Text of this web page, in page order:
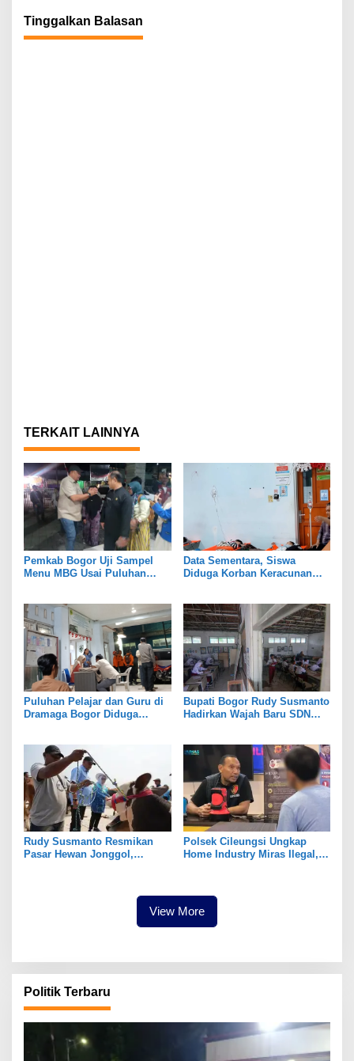
Tinggalkan Balasan
TERKAIT LAINNYA
Pemkab Bogor Uji Sampel
Menu MBG Usai Puluhan
Data Sementara, Siswa
Diduga Korban Keracunan
Puluhan Pelajar dan Guru di
Dramaga Bogor Diduga
Bupati Bogor Rudy Susmanto
Hadirkan Wajah Baru SDN
Pembangunan
Rudy Susmanto Resmikan
Pasar Hewan Jonggol,
Polsek Cileungsi Ungkap
Home Industry Miras Ilegal,
View More
Politik Terbaru